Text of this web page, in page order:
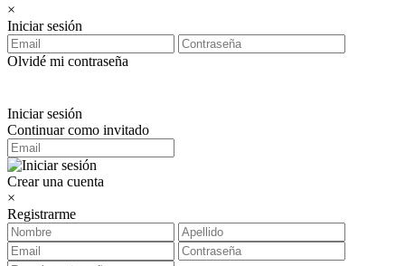
×
Iniciar sesión
Olvidé mi contraseña
Iniciar sesión
Continuar como invitado
Crear una cuenta
×
Registrarme